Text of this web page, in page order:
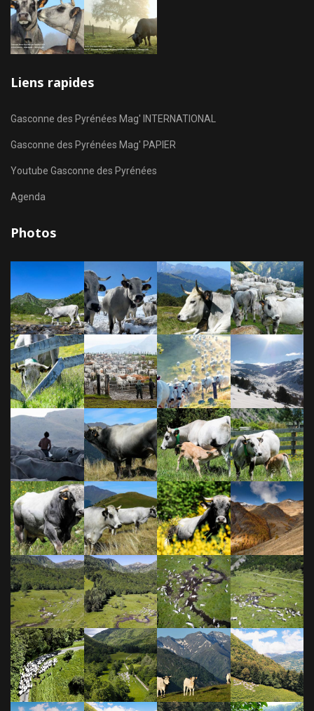
Liens rapides
Gasconne des Pyrénées Mag' INTERNATIONAL
Gasconne des Pyrénées Mag' PAPIER
Youtube Gasconne des Pyrénées
Agenda
Photos